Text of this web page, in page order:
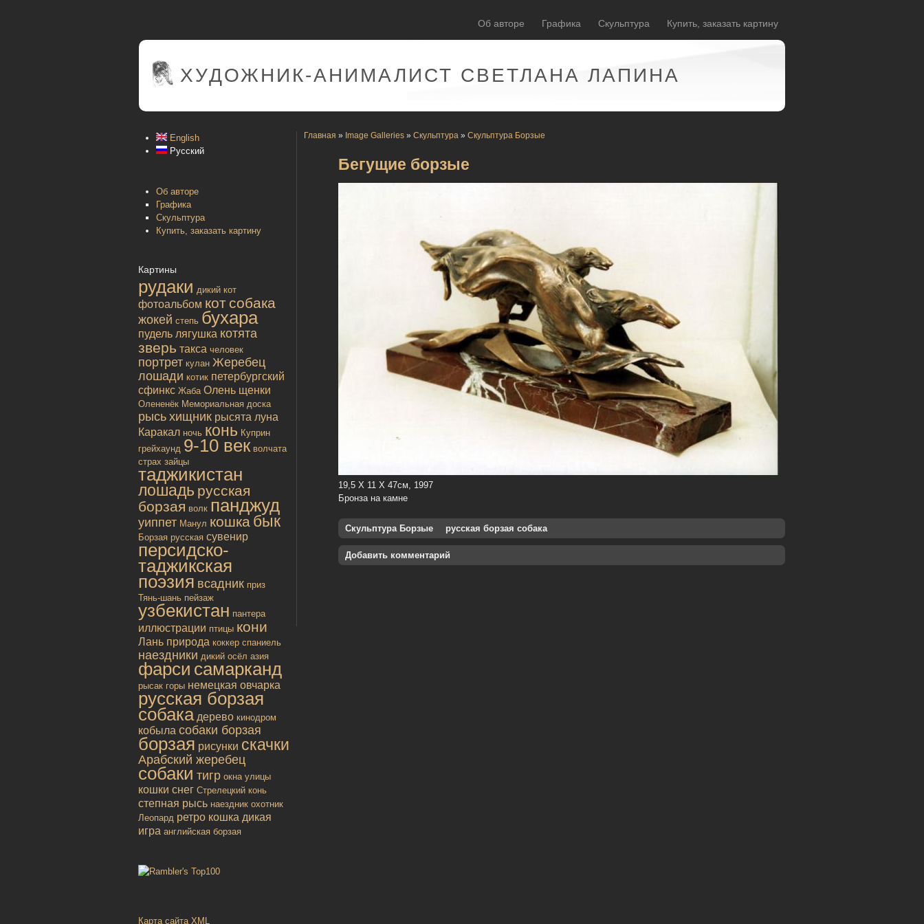
Об авторе Графика Скульптура Купить, заказать картину
ХУДОЖНИК-АНИМАЛИСТ СВЕТЛАНА ЛАПИНА
English
Русский
Об авторе
Графика
Скульптура
Купить, заказать картину
Картины
рудаки дикий кот
фотоальбом кот собака
жокей степь бухара
пудель лягушка котята
зверь такса человек
портрет кулан Жеребец
лошади котик петербургский
сфинкс Жаба Олень щенки
Олененёк Мемориальная доска
рысь хищник рысята луна
Каракал ночь конь Куприн
грейхаунд 9-10 век волчата
страх зайцы
таджикистан
лошадь русская
борзая волк панджуд
уиппет Манул кошка бык
Борзая русская сувенир
персидско-
таджикская
поэзия всадник приз
Тянь-шань пейзаж
узбекистан пантера
иллюстрации птицы кони
Лань природа коккер спаниель
наездники дикий осёл азия
фарси самарканд
рысак горы немецкая овчарка
русская борзая
собака дерево кинодром
кобыла собаки борзая
борзая рисунки скачки
Арабский жеребец
собаки тигр окна улицы
кошки снег Стрелецкий конь
степная рысь наездник охотник
Леопард ретро кошка дикая
игра английская борзая
Карта сайта XML
Главная » Image Galleries » Скульптура » Скульптура Борзые
Бегущие борзые
19,5 Х 11 Х 47см, 1997
Бронза на камне
Скульптура Борзые русская борзая собака
Добавить комментарий